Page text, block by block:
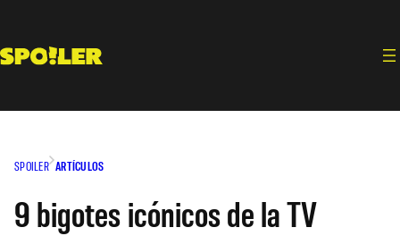
contenido
SPOILER ARTÍCULOS
9 bigotes icónicos de la TV